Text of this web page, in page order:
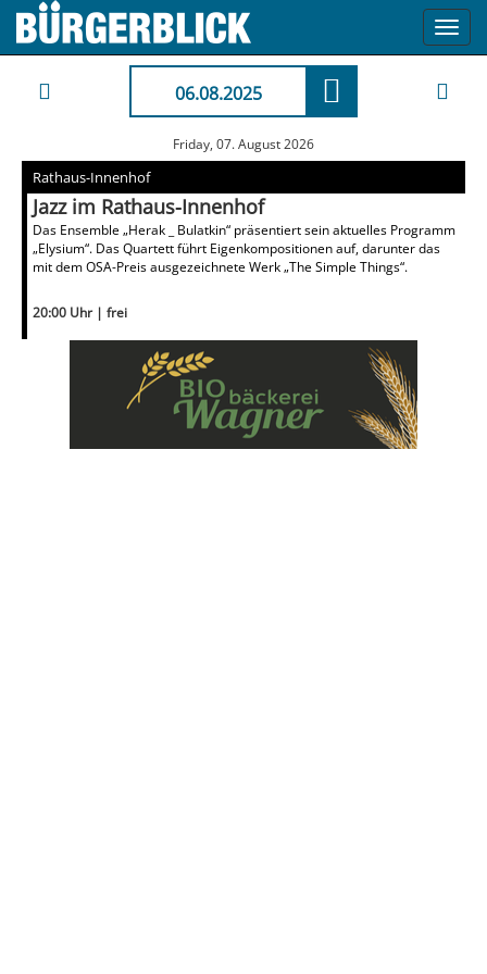
06.08.2025
Friday, 07. August 2026
Rathaus-Innenhof
Jazz im Rathaus-Innenhof
Das Ensemble „Herak _ Bulatkin“ präsentiert sein aktuelles Programm
„Elysium“. Das Quartett führt Eigenkompositionen auf, darunter das
mit dem OSA-Preis ausgezeichnete Werk „The Simple Things“.
20:00 Uhr | frei